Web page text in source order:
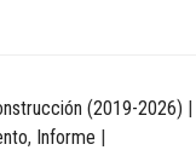
(2019-2026) |
, Informe |